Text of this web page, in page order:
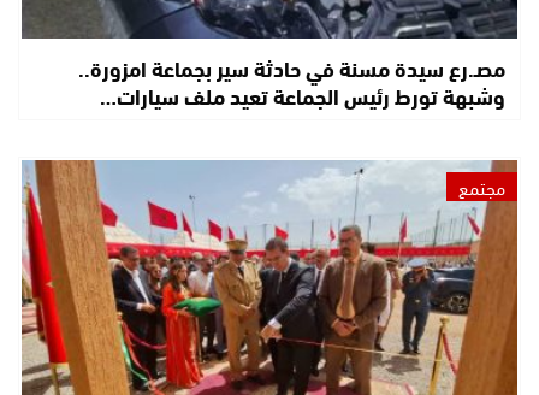
مصـ.رع سيدة مسنة في حادثة سير بجماعة امزورة..
وشبهة تورط رئيس الجماعة تعيد ملف سيارات…
مجتمع